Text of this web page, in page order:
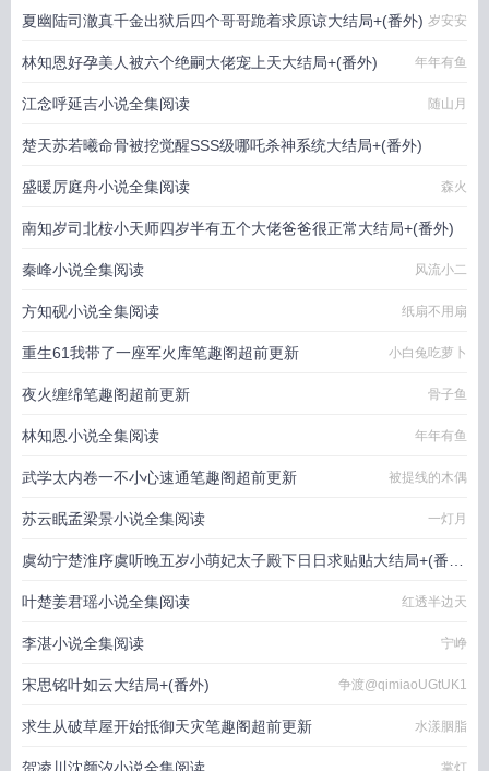
夏幽陆司澈真千金出狱后四个哥哥跪着求原谅大结局+(番外) 岁安安
林知恩好孕美人被六个绝嗣大佬宠上天大结局+(番外) 年年有鱼
江念呼延吉小说全集阅读 随山月
楚天苏若曦命骨被挖觉醒SSS级哪吒杀神系统大结局+(番外)
贪睡的虫儿
盛暖厉庭舟小说全集阅读 森火
南知岁司北桉小天师四岁半有五个大佬爸爸很正常大结局+(番外)
骑着猫的小鱼干
秦峰小说全集阅读 风流小二
方知砚小说全集阅读 纸扇不用扇
重生61我带了一座军火库笔趣阁超前更新 小白兔吃萝卜
夜火缠绵笔趣阁超前更新 骨子鱼
林知恩小说全集阅读 年年有鱼
武学太内卷一不小心速通笔趣阁超前更新 被提线的木偶
苏云眠孟梁景小说全集阅读 一灯月
虞幼宁楚淮序虞听晚五岁小萌妃太子殿下日日求贴贴大结局+(番
外) 幻想鱼
叶楚姜君瑶小说全集阅读 红透半边天
李湛小说全集阅读 宁峥
宋思铭叶如云大结局+(番外) 争渡@qimiaoUGtUK1
求生从破草屋开始抵御天灾笔趣阁超前更新 水漾胭脂
掌灯